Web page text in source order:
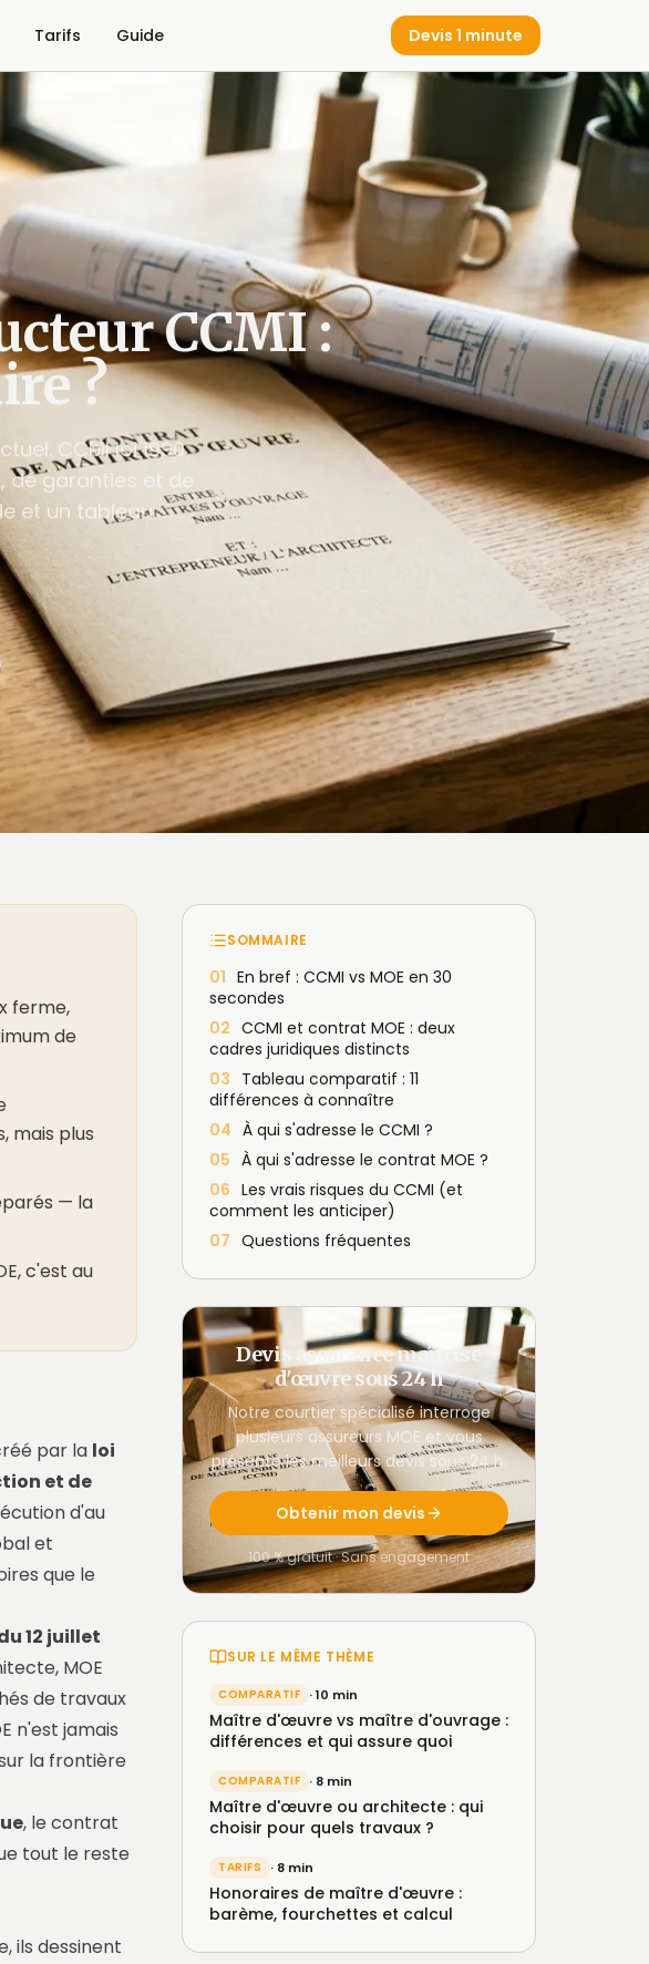
Tarifs Guide Devis 1 minute
CCMI :
?
CCMI loi 1990
de garanties et de
et un tableau
ferme,
de
mais plus
— la
c'est au
par la loi
et de
d'au
et
que le
12 juillet
MOE
de travaux
n'est jamais
la frontière
, le contrat
tout le reste
ils dessinent
SOMMAIRE
01 En bref : CCMI vs MOE en 30
secondes
02 CCMI et contrat MOE : deux
cadres juridiques distincts
03 Tableau comparatif : 11
différences à connaître
04 À qui s'adresse le CCMI ?
05 À qui s'adresse le contrat MOE ?
06 Les vrais risques du CCMI (et
comment les anticiper)
07 Questions fréquentes
Devis assurance maîtrise
d'œuvre sous 24 h
Notre courtier spécialisé interroge
plusieurs assureurs MOE et vous
présente les meilleurs devis sous 24 h.
Obtenir mon devis
100 % gratuit · Sans engagement
SUR LE MÊME THÈME
COMPARATIF · 10 min
Maître d'œuvre vs maître d'ouvrage :
différences et qui assure quoi
COMPARATIF · 8 min
Maître d'œuvre ou architecte : qui
choisir pour quels travaux ?
TARIFS · 8 min
Honoraires de maître d'œuvre :
barème, fourchettes et calcul